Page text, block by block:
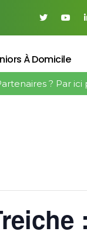
À Domicile
? Par
: